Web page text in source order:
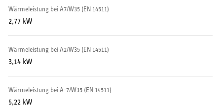
Warmwasser-Wärmepumpe
Kochendwassergeräte
Händetrockner
Wärmeleistung bei A7/W35 (EN 14511)
2,77 kW
Wärmeleistung bei A2/W35 (EN 14511)
3,14 kW
Wärmeleistung bei A-7/W35 (EN 14511)
5,22 kW